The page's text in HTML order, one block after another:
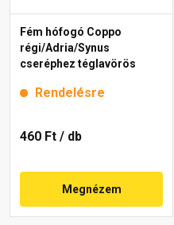
Fém hófogó Coppo
régi/Adria/Synus
cseréphez téglavörös
Rendelésre
460 Ft / db
Megnézem